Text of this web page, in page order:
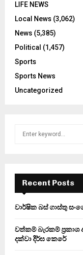
LIFE NEWS
Local News (3,062)
News (5,385)
Political (1,457)
Sports
Sports News
Uncategorized
f
r
Recent Posts
වාර්ෂික බස් ගාස්තු
වත්කම් බැරකම්
දක්වා දීර්ඝ කෙරේ